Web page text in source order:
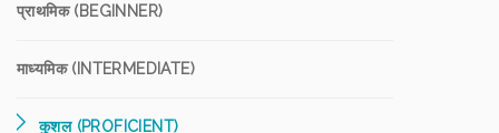
प्राथमिक (BEGINNER)
माध्यमिक (INTERMEDIATE)
कुशल (PROFICIENT)